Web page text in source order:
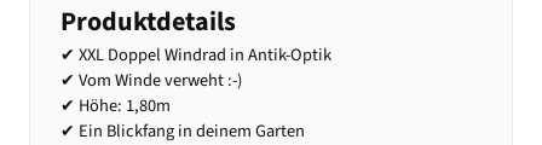
Produktdetails
✔ XXL Doppel Windrad in Antik-Optik
✔ Vom Winde verweht :-)
✔ Höhe: 1,80m
✔ Ein Blickfang in deinem Garten